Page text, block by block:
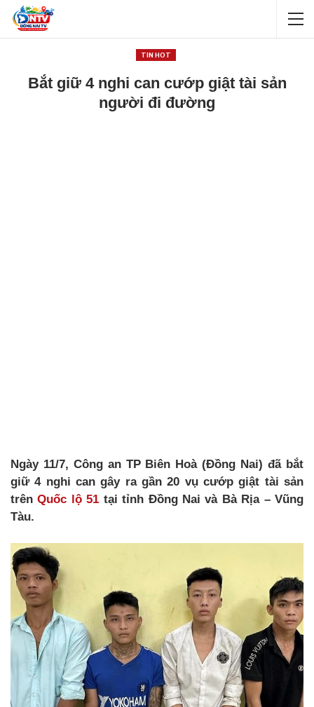
TIN HOT
Bắt giữ 4 nghi can cướp giật tài sản
người đi đường
Ngày 11/7, Công an TP Biên Hoà (Đồng Nai) đã bắt
giữ 4 nghi can gây ra gần 20 vụ cướp giật tài sản
trênQuốc lộ 51 tại tỉnh Đồng Nai và Bà Rịa – Vũng
Tàu.